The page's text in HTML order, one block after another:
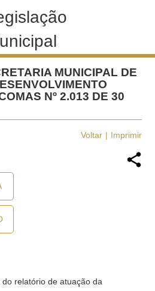
MUNICIPAL DE
Nº 2.013 DE 30
Voltar Imprimir
relatório de atuação da